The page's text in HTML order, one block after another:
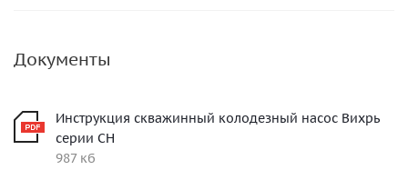
Документы
Инструкция скважинный колодезный насос Вихрь
серии СН
987 кб